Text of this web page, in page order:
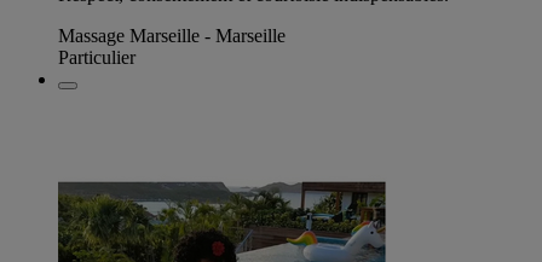
Massage Marseille - Marseille
Particulier